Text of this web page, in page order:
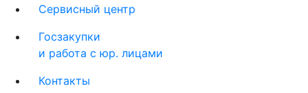
Сервисный центр
Госзакупки
и работа с юр. лицами
Контакты